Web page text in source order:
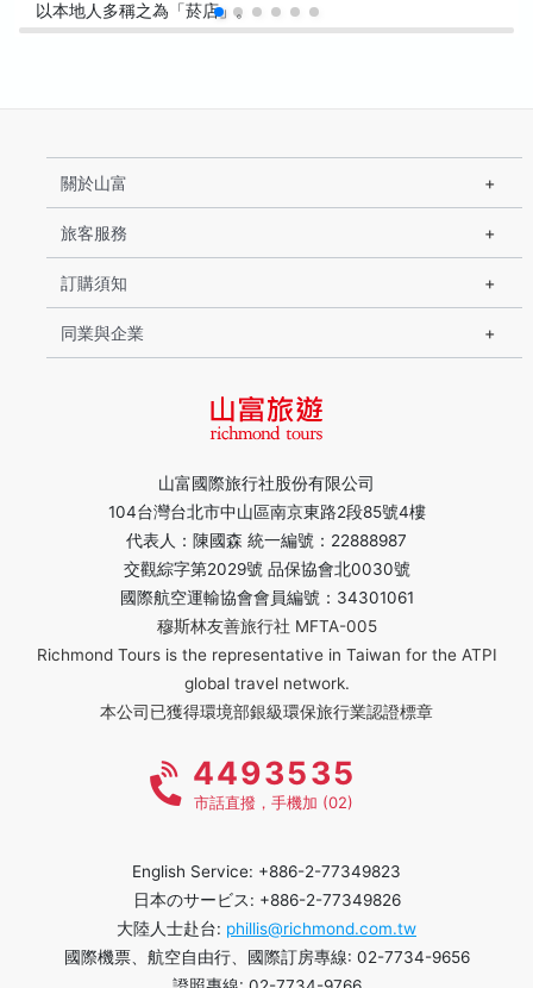
以本地人多稱之為「菸店」。
山富國際旅行社股份有限公司
104台灣台北市中山區南京東路2段85號4樓
代表人：陳國森 統一編號：22888987
交觀綜字第2029號 品保協會北0030號
國際航空運輸協會會員編號：34301061
穆斯林友善旅行社 MFTA-005
Richmond Tours is the representative in Taiwan for the ATPI
global travel network.
本公司已獲得環境部銀級環保旅行業認證標章
關於山富
旅客服務
訂購須知
同業與企業
4493535
市話直撥，手機加 (02)
English Service: +886-2-77349823
日本のサービス: +886-2-77349826
大陸人士赴台: phillis@richmond.com.tw
國際機票、航空自由行、國際訂房專線: 02-7734-9656